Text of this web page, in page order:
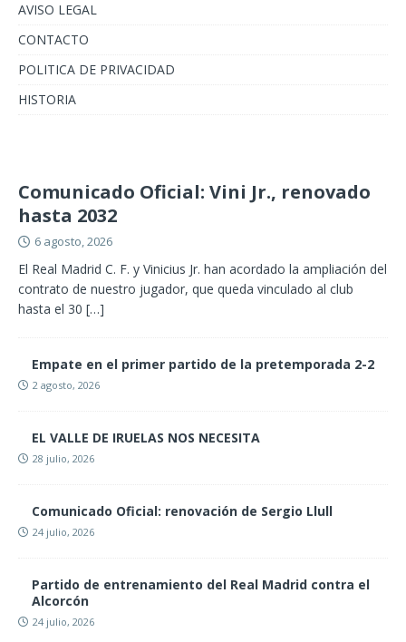
AVISO LEGAL
CONTACTO
POLITICA DE PRIVACIDAD
HISTORIA
Comunicado Oficial: Vini Jr., renovado
hasta 2032
6 agosto, 2026
El Real Madrid C. F. y Vinicius Jr. han acordado la ampliación del
contrato de nuestro jugador, que queda vinculado al club
hasta el 30 […]
Empate en el primer partido de la pretemporada 2-2
2 agosto, 2026
EL VALLE DE IRUELAS NOS NECESITA
28 julio, 2026
Comunicado Oficial: renovación de Sergio Llull
24 julio, 2026
Partido de entrenamiento del Real Madrid contra el
Alcorcón
24 julio, 2026